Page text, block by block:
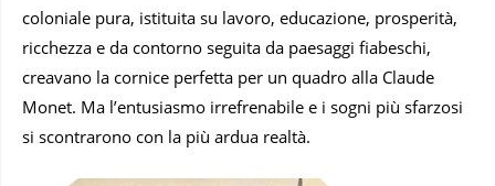
coloniale pura, istituita su lavoro, educazione, prosperità,
ricchezza e da contorno seguita da paesaggi fiabeschi,
creavano la cornice perfetta per un quadro alla Claude
Monet. Ma l’entusiasmo irrefrenabile e i sogni più sfarzosi
si scontrarono con la più ardua realtà.